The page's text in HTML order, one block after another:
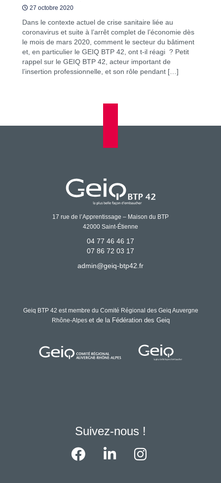
27 octobre 2020
Dans le contexte actuel de crise sanitaire liée au
coronavirus et suite à l’arrêt complet de l’économie dès
le mois de mars 2020, comment le secteur du bâtiment
et, en particulier le GEIQ BTP 42, ont t-il réagi ? Petit
rappel sur le GEIQ BTP 42, acteur important de
l’insertion professionnelle, et son rôle pendant […]
17 rue de l’Apprentissage – Maison du BTP
42000 Saint-Étienne
04 77 46 46 17
07 86 72 03 17
admin@geiq-btp42.fr
Geiq BTP 42 est membre du Comité Régional des Geiq Auvergne
Rhône-Alpes et de la Fédération des Geiq
Suivez-nous !